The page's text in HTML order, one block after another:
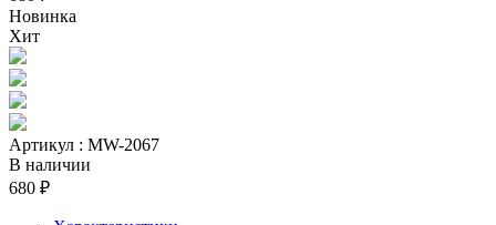
Новинка
Хит
Артикул : MW-2067
В наличии
680 ₽